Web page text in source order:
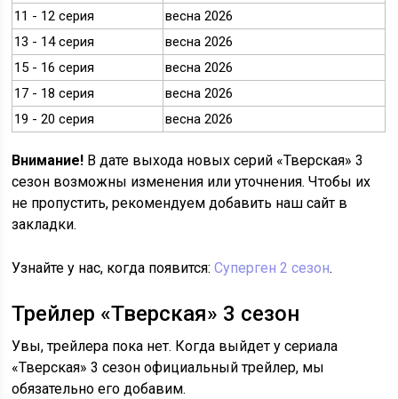
11 - 12 серия
весна 2026
13 - 14 серия
весна 2026
15 - 16 серия
весна 2026
17 - 18 серия
весна 2026
19 - 20 серия
весна 2026
Внимание! В дате выхода новых серий «Тверская» 3
сезон возможны изменения или уточнения. Чтобы их
не пропустить, рекомендуем добавить наш сайт в
закладки.
Узнайте у нас, когда появится:Суперген 2 сезон.
Трейлер «Тверская» 3 сезон
Увы, трейлера пока нет. Когда выйдет у сериала
«Тверская» 3 сезон официальный трейлер, мы
обязательно его добавим.